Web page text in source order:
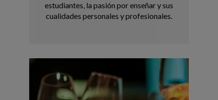
estudiantes, la pasión por enseñar y sus
cualidades personales y profesionales.